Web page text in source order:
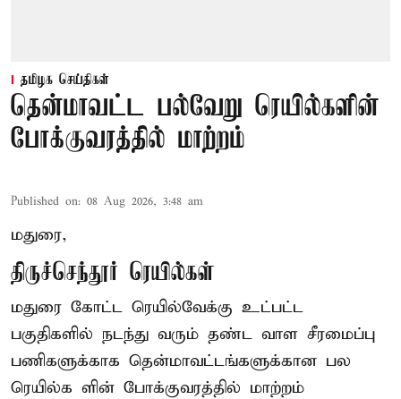
தமிழக செய்திகள்
தென்மாவட்ட பல்வேறு ரெயில்களின்
போக்குவரத்தில் மாற்றம்
Published on: 08 Aug 2026, 3:48 am
மதுரை,
திருச்செந்தூர் ரெயில்கள்
மதுரை கோட்ட ரெயில்வேக்கு உட்பட்ட
பகுதிகளில் நடந்து வரும் தண்ட வாள சீரமைப்பு
பணிகளுக்காக தென்மாவட்டங்களுக்கான பல
ரெயில்க ளின் போக்குவரத்தில் மாற்றம்